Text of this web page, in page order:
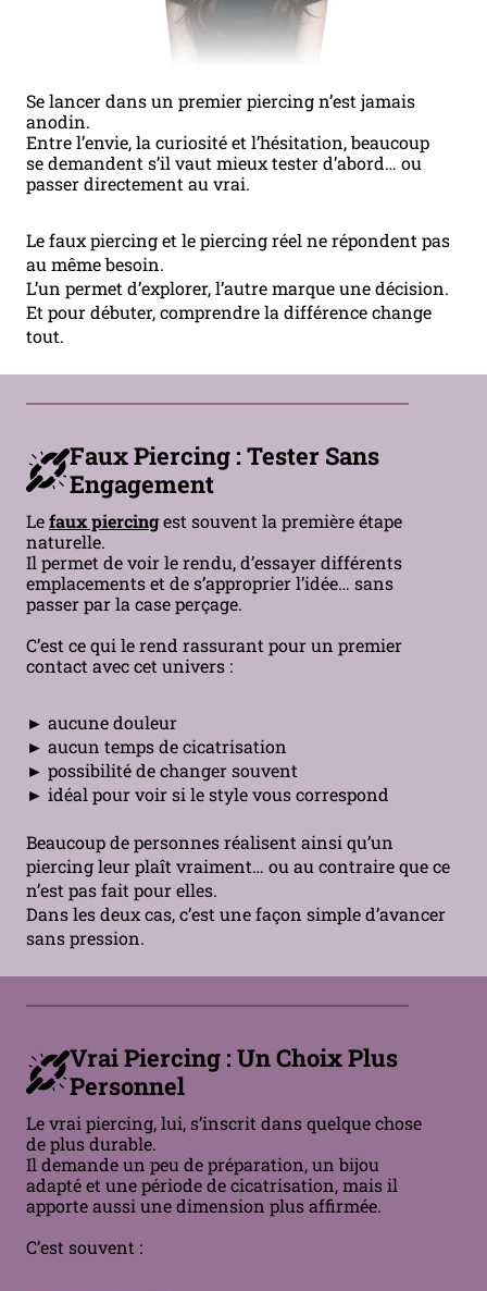
Se lancer dans un premier piercing n’est jamais
anodin.
Entre l’envie, la curiosité et l’hésitation, beaucoup
se demandent s’il vaut mieux tester d’abord… ou
passer directement au vrai.
Le faux piercing et le piercing réel ne répondent pas
au même besoin.
L’un permet d’explorer, l’autre marque une décision.
Et pour débuter, comprendre la différence change
tout.
Faux Piercing : Tester Sans
Engagement
Lefaux piercingest souvent la première étape
naturelle.
Il permet de voir le rendu, d’essayer différents
emplacements et de s’approprier l’idée… sans
passer par la case perçage.
C’est ce qui le rend rassurant pour un premier
contact avec cet univers :
► aucune douleur
► aucun temps de cicatrisation
► possibilité de changer souvent
► idéal pour voir si le style vous correspond
Beaucoup de personnes réalisent ainsi qu’un
piercing leur plaît vraiment… ou au contraire que ce
n’est pas fait pour elles.
Dans les deux cas, c’est une façon simple d’avancer
sans pression.
Vrai Piercing : Un Choix Plus
Personnel
Le vrai piercing, lui, s’inscrit dans quelque chose
de plus durable.
Il demande un peu de préparation, un bijou
adapté et une période de cicatrisation, mais il
apporte aussi une dimension plus affirmée.
C’est souvent :